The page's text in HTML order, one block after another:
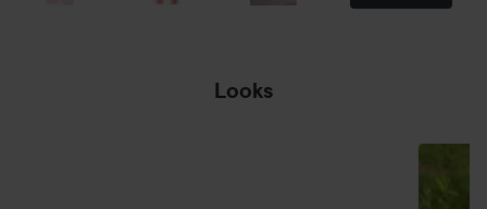
Looks